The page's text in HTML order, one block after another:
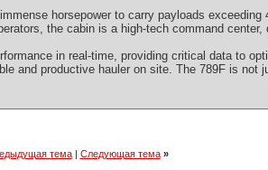
horsepower to carry payloads
the cabin is a high-tech command
in real-time, providing critical data to
and productive hauler on site. The 789F is
тема| Следующая тема »